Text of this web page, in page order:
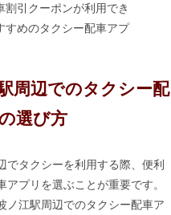
割引クーポンが利用でき
すめのタクシー配車アプ
周辺でのタクシー配
選び方
でタクシーを利用する際、便利
アプリを選ぶことが重要です。
ノ江駅周辺でのタクシー配車ア